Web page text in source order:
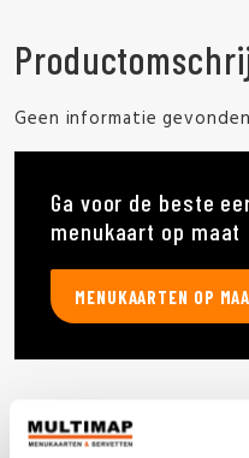
Geen informatie gevonden
Ga voor de beste
menukaart op maat
MENUKAARTEN OP
Deze producten heb je